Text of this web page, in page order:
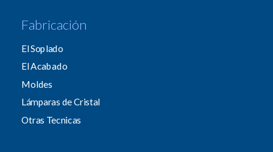
Fabricación
El Soplado
El Acabado
Moldes
Lámparas de Cristal
Otras Tecnicas